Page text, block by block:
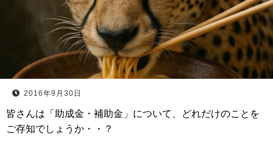
2016年9月30日
皆さんは「助成金・補助金」について、どれだけのことを
ご存知でしょうか・・？